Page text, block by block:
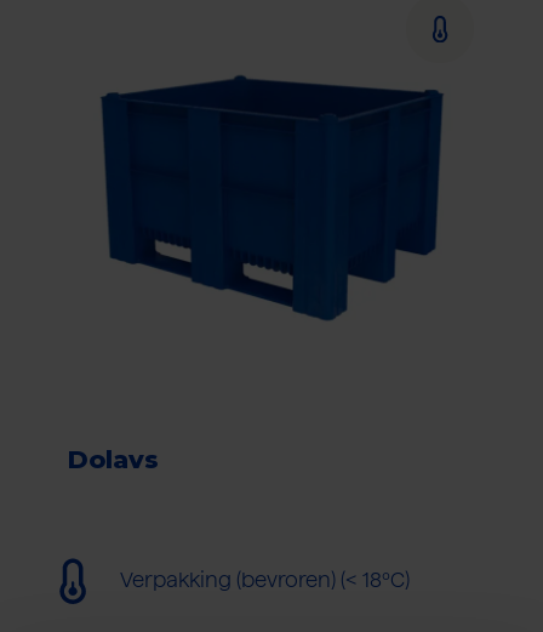
Dolavs
Verpakking (bevroren) (< 18ºC)